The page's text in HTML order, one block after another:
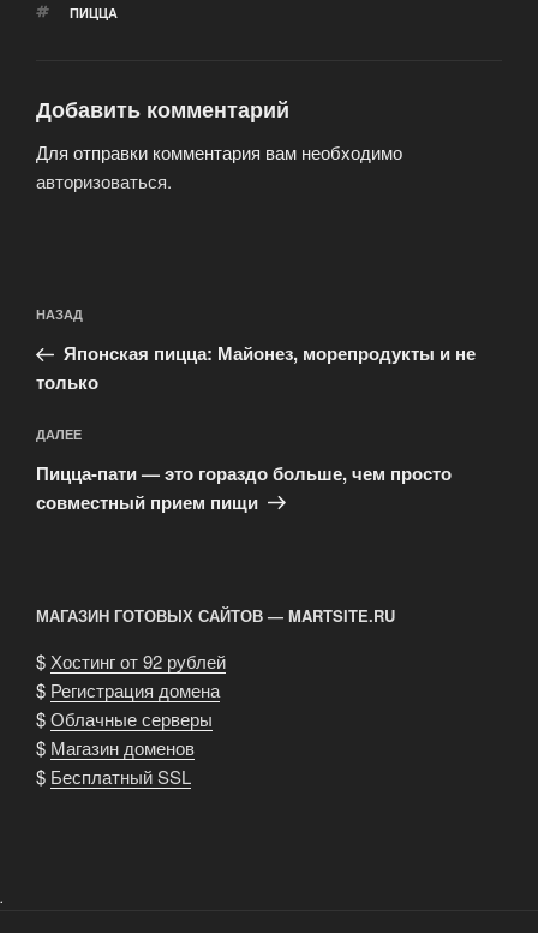
МЕТКИ
ПИЦЦА
Добавить комментарий
Для отправки комментария вам необходимо
авторизоваться.
по
записям
Предыдущая
запись:
НАЗАД
Японская пицца: Майонез, морепродукты и не
только
Следующая
запись
ДАЛЕЕ
Пицца-пати — это гораздо больше, чем просто
совместный прием пищи
МАГАЗИН ГОТОВЫХ САЙТОВ — MARTSITE.RU
$Хостинг от 92 рублей
$ Регистрация домена
$Облачные серверы
$ Магазин доменов
$ Бесплатный SSL
.